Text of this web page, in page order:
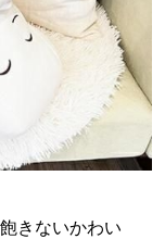
きないかわい